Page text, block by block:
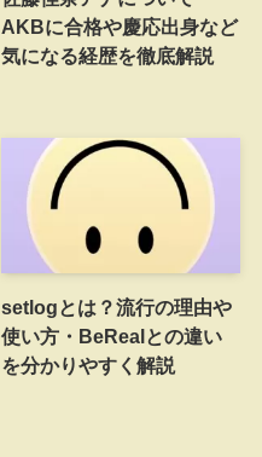
AKBに合格や慶応出身など
気になる経歴を徹底解説
setlogとは？流行の理由や
使い方・BeRealとの違い
を分かりやすく解説